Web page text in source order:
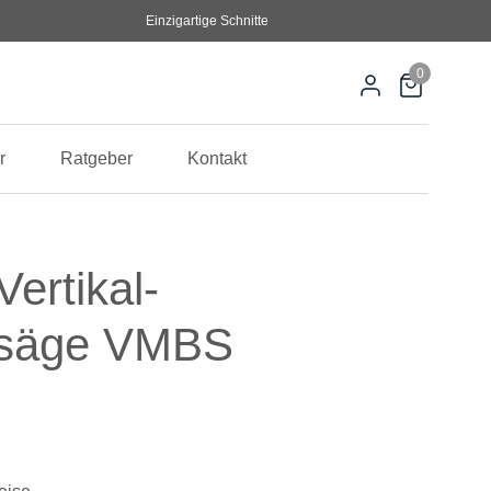
Einzigartige Schnitte
Ratgeber Kontakt
0
VMBS